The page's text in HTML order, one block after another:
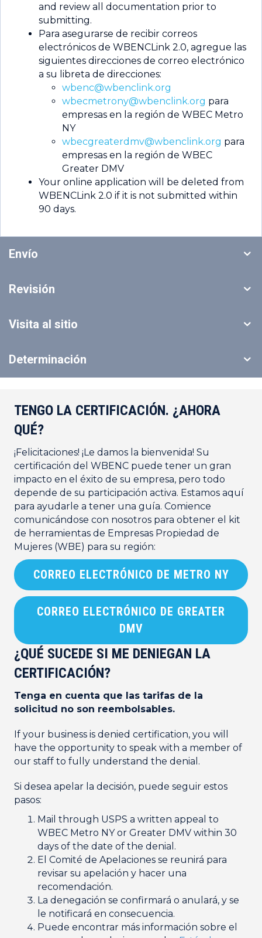
and review all documentation prior to
submitting.
Para asegurarse de recibir correos
electrónicos de WBENCLink 2.0, agregue las
siguientes direcciones de correo electrónico
a su libreta de direcciones:
wbenc@wbenclink.org
wbecmetrony@wbenclink.org para
empresas en la región de WBEC Metro
NY
wbecgreaterdmv@wbenclink.org para
empresas en la región de WBEC
Greater DMV
Your online application will be deleted from
WBENCLink 2.0 if it is not submitted within
90 days.
Envío
Revisión
Visita al sitio
Determinación
TENGO LA CERTIFICACIÓN. ¿AHORA
QUÉ?
¡Felicitaciones! ¡Le damos la bienvenida! Su
certificación del WBENC puede tener un gran
impacto en el éxito de su empresa, pero todo
depende de su participación activa. Estamos aquí
para ayudarle a tener una guía. Comience
comunicándose con nosotros para obtener el kit
de herramientas de Empresas Propiedad de
Mujeres (WBE) para su región:
CORREO ELECTRÓNICO DE METRO NY
CORREO ELECTRÓNICO DE GREATER
DMV
¿QUÉ SUCEDE SI ME DENIEGAN LA
CERTIFICACIÓN?
Tenga en cuenta que las tarifas de la
solicitud no son reembolsables.
If your business is denied certification, you will
have the opportunity to speak with a member of
our staff to fully understand the denial.
Si desea apelar la decisión, puede seguir estos
pasos:
Mail through USPS a written appeal to
WBEC Metro NY or Greater DMV within 30
days of the date of the denial.
El Comité de Apelaciones se reunirá para
revisar su apelación y hacer una
recomendación.
La denegación se confirmará o anulará, y se
le notificará en consecuencia.
Puede encontrar más información sobre el